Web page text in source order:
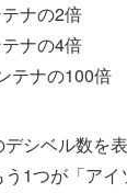
ナの2倍
ナの4倍
テナの100倍
シベル数を
1つが「ア